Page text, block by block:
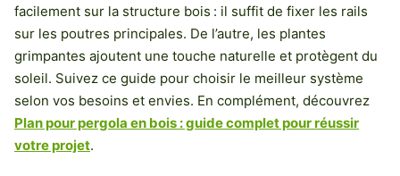
facilement sur la structure bois : il suffit de fixer les rails
sur les poutres principales. De l’autre, les plantes
grimpantes ajoutent une touche naturelle et protègent du
soleil. Suivez ce guide pour choisir le meilleur système
selon vos besoins et envies. En complément, découvrez
Plan pour pergola en bois : guide complet pour réussir
votre projet.